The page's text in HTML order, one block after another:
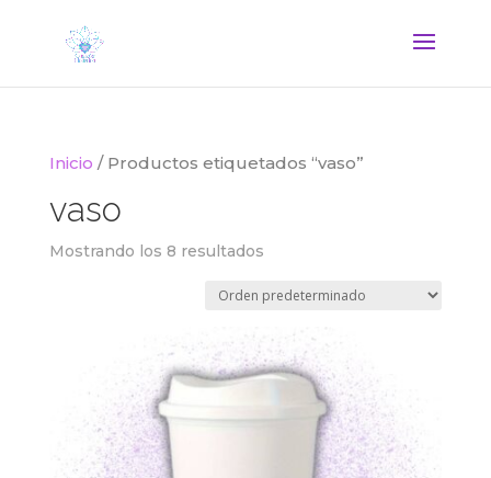
Inicio / Productos etiquetados “vaso”
vaso
Mostrando los 8 resultados